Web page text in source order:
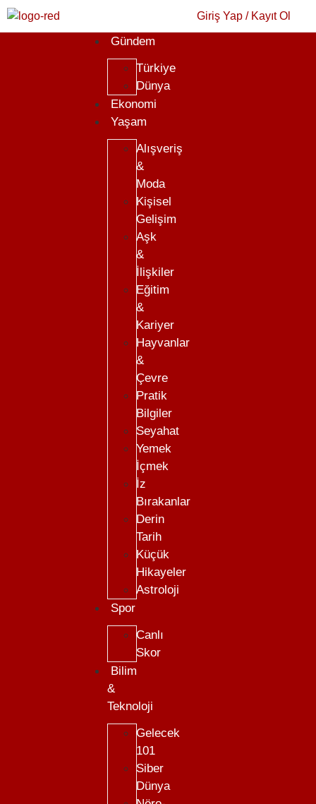
Giriş Yap / Kayıt Ol
Gündem
Türkiye
Dünya
Ekonomi
Yaşam
Alışveriş
&
Moda
Kişisel
Gelişim
Aşk
&
İlişkiler
Eğitim
&
Kariyer
Hayvanlar
&
Çevre
Pratik
Bilgiler
Seyahat
Yemek
İçmek
İz
Bırakanlar
Derin
Tarih
Küçük
Hikayeler
Astroloji
Spor
Canlı
Skor
Bilim
&
Teknoloji
Gelecek
101
Siber
Dünya